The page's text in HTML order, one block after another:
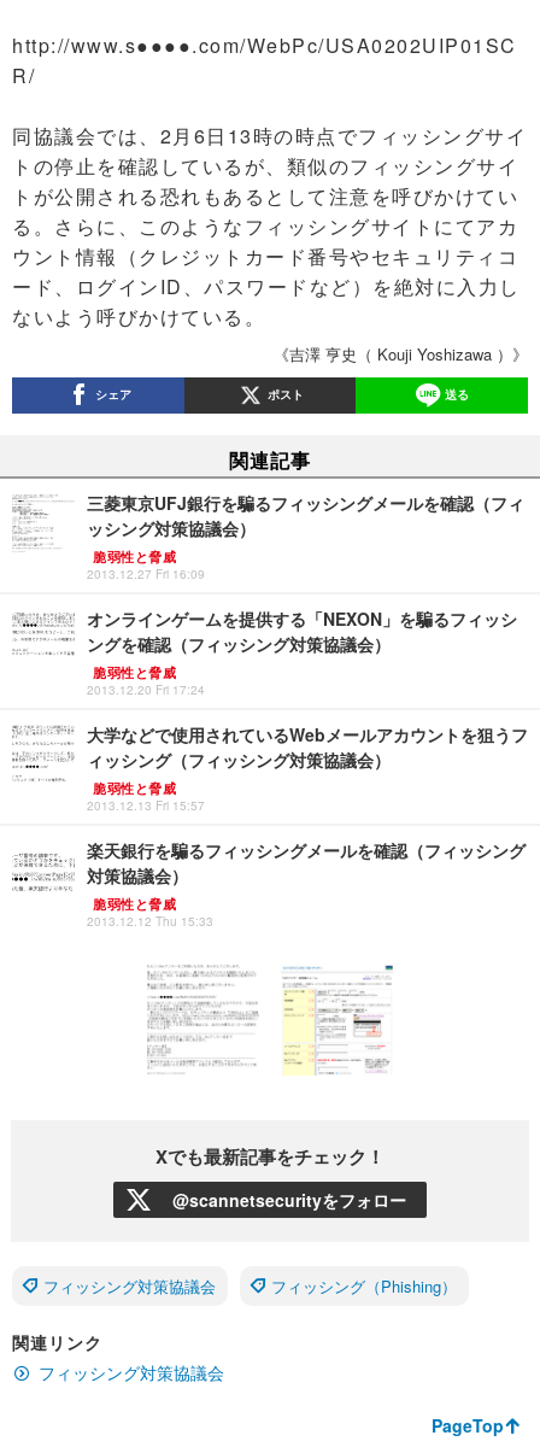
http://www.s●●●●.com/WebPc/USA0202UIP01SC
R/
同協議会では、2月6日13時の時点でフィッシングサイ
トの停止を確認しているが、類似のフィッシングサイ
トが公開される恐れもあるとして注意を呼びかけてい
る。さらに、このようなフィッシングサイトにてアカ
ウント情報（クレジットカード番号やセキュリティコ
ード、ログインID、パスワードなど）を絶対に入力し
ないよう呼びかけている。
《吉澤 亨史（ Kouji Yoshizawa ）》
シェア ポスト 送る
関連記事
三菱東京UFJ銀行を騙るフィッシングメールを確認（フィ
ッシング対策協議会）
脆弱性と脅威
2013.12.27 Fri 16:09
オンラインゲームを提供する「NEXON」を騙るフィッシ
ングを確認（フィッシング対策協議会）
脆弱性と脅威
2013.12.20 Fri 17:24
大学などで使用されているWebメールアカウントを狙うフ
ィッシング（フィッシング対策協議会）
脆弱性と脅威
2013.12.13 Fri 15:57
楽天銀行を騙るフィッシングメールを確認（フィッシング
対策協議会）
脆弱性と脅威
2013.12.12 Thu 15:33
Xでも最新記事をチェック！
@scannetsecurityをフォロー
フィッシング対策協議会 フィッシング（Phishing）
関連リンク
フィッシング対策協議会
PageTop